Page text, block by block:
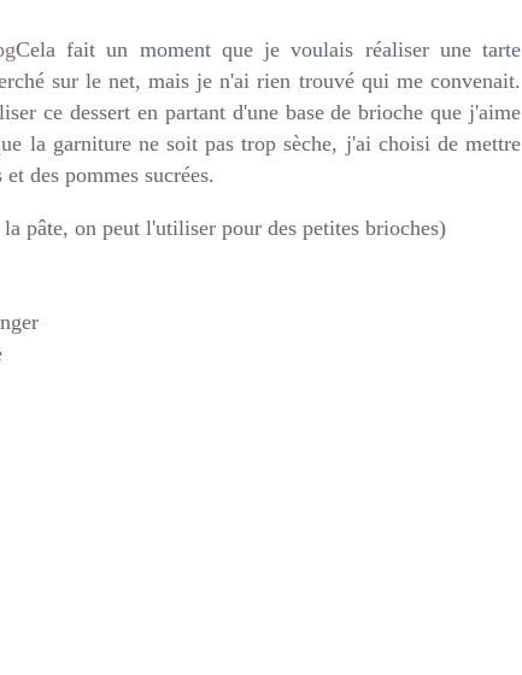
Cela fait un moment que je voulais réaliser une tarte
sur le net, mais je n'ai rien trouvé qui me convenait.
ce dessert en partant d'une base de brioche que j'aime
la garniture ne soit pas trop sèche, j'ai choisi de mettre
des pommes sucrées.
pâte, on peut l'utiliser pour des petites brioches)